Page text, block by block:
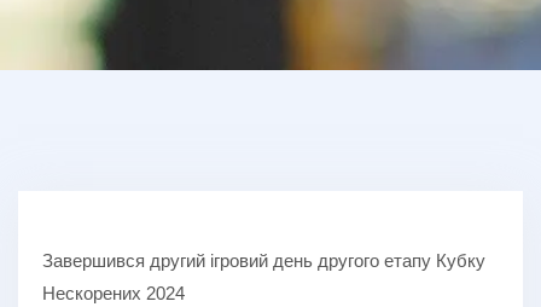
Завершився другий ігровий день другого етапу Кубку
Нескорених 2024